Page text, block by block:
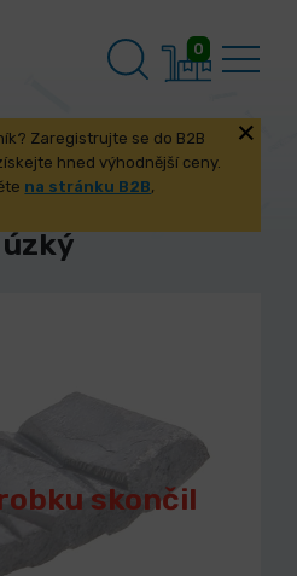
0
Zaregistrujte se do B2B
hned výhodnější ceny.
na stránku B2B,
skončil